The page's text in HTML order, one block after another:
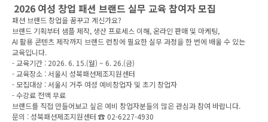
2026 여성 창업 패션 브랜드 실무 교육 참여자 모집
패션 브랜드 창업을 꿈꾸고 계신가요?
브랜드 기획부터 샘플 제작, 생산 프로세스 이해, 온라인 판매 및 마케팅,
AI 활용 콘텐츠 제작까지 브랜드 런칭에 필요한 실무 과정을 한 번에 배울 수 있는
교육입니다.
- 교육기간 : 2026. 6. 15.(월) ~ 6. 26.(금)
- 교육장소 : 서울시 성북패션제조지원센터
- 모집대상 : 서울시 거주 여성 예비창업자 및 초기 창업자
- 수강료 전액 무료
브랜드를 직접 만들어보고 싶은 예비 창업자분들의 많은 관심과 참여 바랍니다.
문의 : 성북패션제조지원센터 ☎ 02-6227-4930